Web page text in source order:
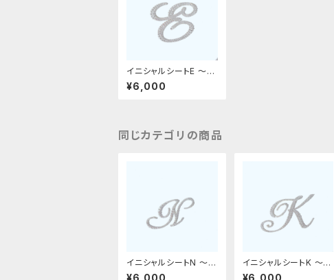
イニシャルシートE 〜革
デコ用フィット〜
¥6,000
同じカテゴリの商品
イニシャルシートN 〜革
デコ用フィット〜
イニシャルシートK 〜革
デコ用フィット〜